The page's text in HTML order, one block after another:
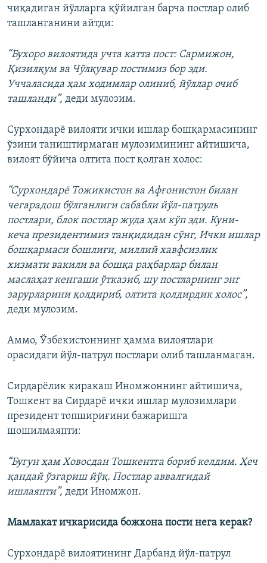
чиқадиган йўлларга қўйилган барча постлар олиб
ташланганини айтди:
“Бухоро вилоятида учта катта пост: Сармижон,
Қизилқум ва Чўлқувар постимиз бор эди.
Уччаласида ҳам ходимлар олиниб, йўллар очиб
ташланди”, деди мулозим.
Сурхондарё вилояти ички ишлар бошқармасининг
ўзини таништирмаган мулозимининг айтишича,
вилоят бўйича олтита пост қолган холос:
“Сурхондарё Тожикистон ва Афғонистон билан
чегарадош бўлганлиги сабабли йўл-патруль
постлари, блок постлар жуда ҳам кўп эди. Куни-
кеча президентимиз танқидидан сўнг, Ички ишлар
бошқармаси бошлиғи, миллий хавфсизлик
хизмати вакили ва бошқа раҳбарлар билан
маслаҳат кенгаши ўтказиб, шу постларнинг энг
зарурларини қолдириб, олтита қолдирдик холос”,
деди мулозим.
Аммо, Ўзбекистоннинг ҳамма вилоятлари
орасидаги йўл-патрул постлари олиб ташланмаган.
Сирдарёлик киракаш Иномжоннинг айтишича,
Тошкент ва Сирдарё ички ишлар мулозимлари
президент топшириғини бажаришга
шошилмаяпти:
“Бугун ҳам Ховосдан Тошкентга бориб келдим. Ҳеч
қандай ўзгариш йўқ. Постлар аввалгидай
ишлаяпти”, деди Иномжон.
Мамлакат ичкарисида божхона пости нега керак?
Сурхондарё вилоятининг Дарбанд йўл-патрул